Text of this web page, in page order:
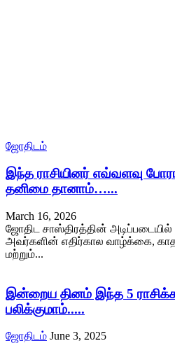
ஜோதிடம்
இந்த ராசியினர் எவ்வளவு
தனிமை தானாம்…...
March 16, 2026
ஜோதிட சாஸ்திரத்தின் அடிப்படையில்
அவர்களின் எதிர்கால வாழ்க்கை,
மற்றும்...
இன்றைய தினம் இந்த 5
பலிக்குமாம்.....
ஜோதிடம் June 3, 2025